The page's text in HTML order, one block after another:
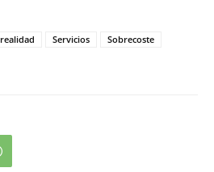
realidad Servicios
Sobrecoste